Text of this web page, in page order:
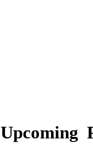
Upcoming